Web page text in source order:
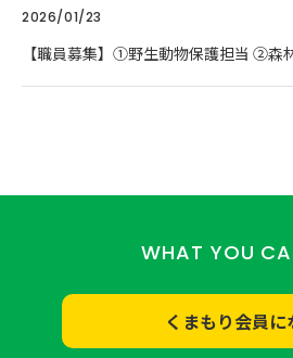
2026/01/23
【職員募集】①野生動物保護担当 ②森
WHAT YOU
くまもり会員に